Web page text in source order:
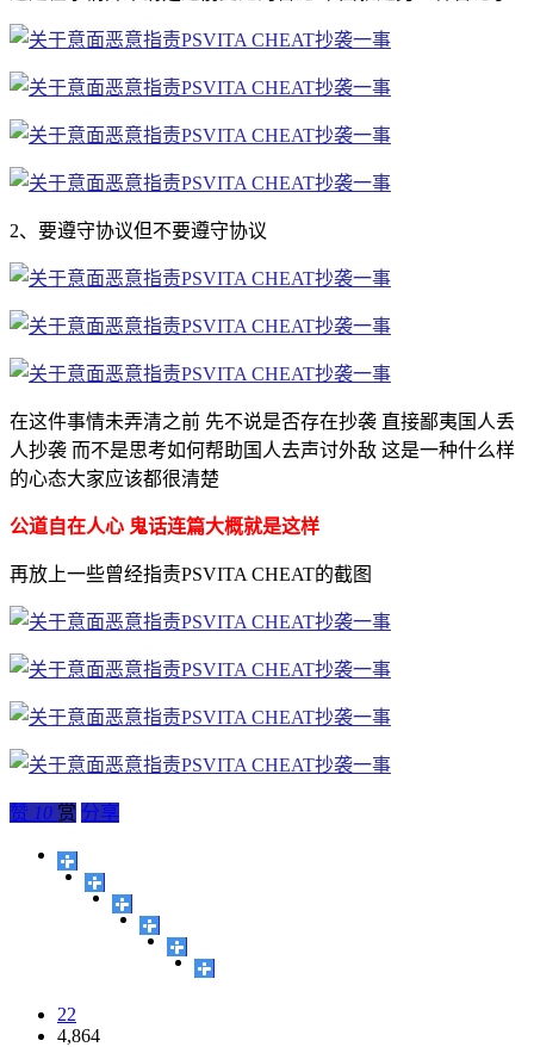
2、要遵守协议但不要遵守协议
在这件事情未弄清之前 先不说是否存在抄袭 直接鄙夷国人丢
人抄袭 而不是思考如何帮助国人去声讨外敌 这是一种什么样
的心态大家应该都很清楚
公道自在人心 鬼话连篇大概就是这样
再放上一些曾经指责PSVITA CHEAT的截图
赞 10 赏 分享
22
4,864